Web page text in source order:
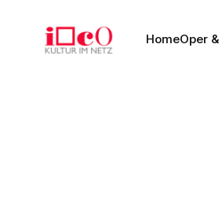
HomeOper